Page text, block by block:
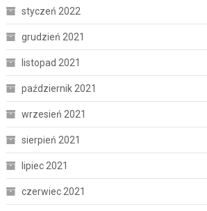
styczeń 2022
grudzień 2021
listopad 2021
październik 2021
wrzesień 2021
sierpień 2021
lipiec 2021
czerwiec 2021